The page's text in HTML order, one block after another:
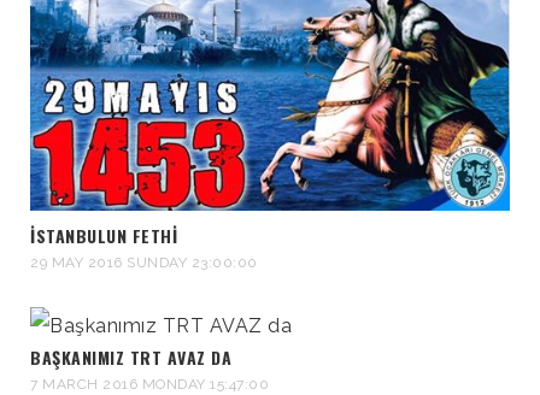
İSTANBULUN FETHI
29 MAY 2016 SUNDAY 23:00:00
BAŞKANIMIZ TRT AVAZ DA
7 MARCH 2016 MONDAY 15:47:00